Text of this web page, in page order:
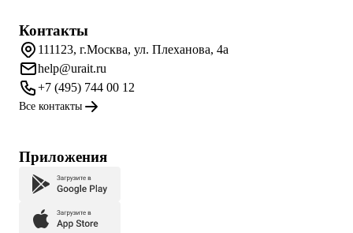
Контакты
111123, г.Москва, ул. Плеханова, 4а
help@urait.ru
+7 (495) 744 00 12
Все контакты
Приложения